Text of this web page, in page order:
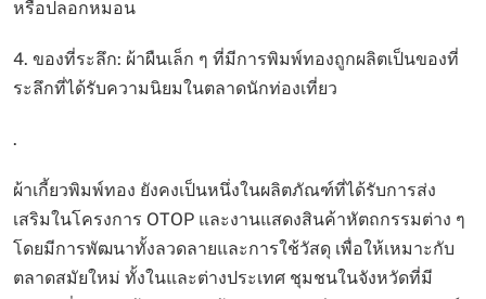
หรือปลอกหมอน
4. ของที่ระลึก: ผ้าผืนเล็ก ๆ ที่มีการพิมพ์ทองถูกผลิตเป็นของที่
ระลึกที่ได้รับความนิยมในตลาดนักท่องเที่ยว
.
ผ้าเกี้ยวพิมพ์ทอง ยังคงเป็นหนึ่งในผลิตภัณฑ์ที่ได้รับการส่ง
เสริมในโครงการ OTOP และงานแสดงสินค้าหัตถกรรมต่าง ๆ
โดยมีการพัฒนาทั้งลวดลายและการใช้วัสดุ เพื่อให้เหมาะกับ
ตลาดสมัยใหม่ ทั้งในและต่างประเทศ ชุมชนในจังหวัดที่มี